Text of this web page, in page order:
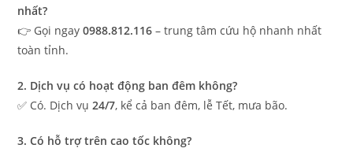
nhất?
👉 Gọi ngay0988.812.116 – trung tâm cứu hộ nhanh nhất
toàn tỉnh.
2. Dịch vụ có hoạt động ban đêm không?
✅ Có. Dịch vụ24/7, kể cả ban đêm, lễ Tết, mưa bão.
3. Có hỗ trợ trên cao tốc không?